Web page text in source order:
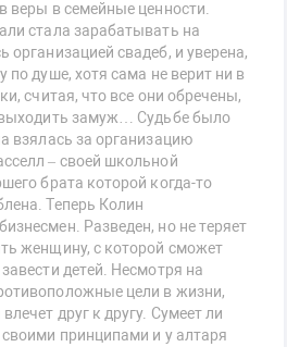
веры в семейные ценности.
стала зарабатывать на
организацией свадеб, и уверена,
по душе, хотя сама не верит ни в
считая, что все они обречены,
выходить замуж… Судьбе было
взялась за организацию
– своей школьной
брата которой когда-то
Теперь Колин
Разведен, но не теряет
женщину, с которой сможет
детей. Несмотря на
цели в жизни,
друг к другу. Сумеет ли
принципами и у алтаря